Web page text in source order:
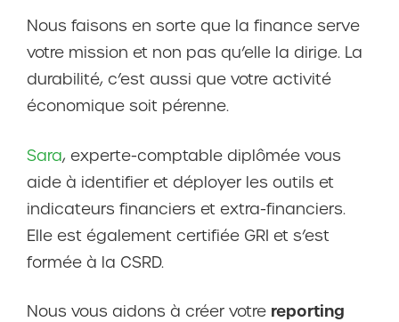
Nous faisons en sorte que la finance serve
votre mission et non pas qu’elle la dirige. La
durabilité, c’est aussi que votre activité
économique soit pérenne.
Sara, experte-comptable diplômée vous
aide à identifier et déployer les outils et
indicateurs financiers et extra-financiers.
Elle est également certifiée GRI et s’est
formée à la CSRD.
Nous vous aidons à créer votre reporting